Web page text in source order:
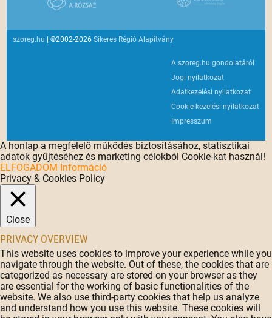
szoreg.hu | ©2002-2026Sikeres Régió Alapítvány
A szoreg.hu gondolatáról
Jogi nyilatkozat
Adatkezelési nyilatkozat
Cookie-kezelési nyilatkozat
Impresszum
A honlap a megfelelő működés biztosításához, statisztikai
adatok gyűjtéséhez és marketing célokból Cookie-kat használ!
ELFOGADOM Információ
Privacy & Cookies Policy
Close
PRIVACY OVERVIEW
This website uses cookies to improve your experience while you
navigate through the website. Out of these, the cookies that are
categorized as necessary are stored on your browser as they
are essential for the working of basic functionalities of the
website. We also use third-party cookies that help us analyze
and understand how you use this website. These cookies will